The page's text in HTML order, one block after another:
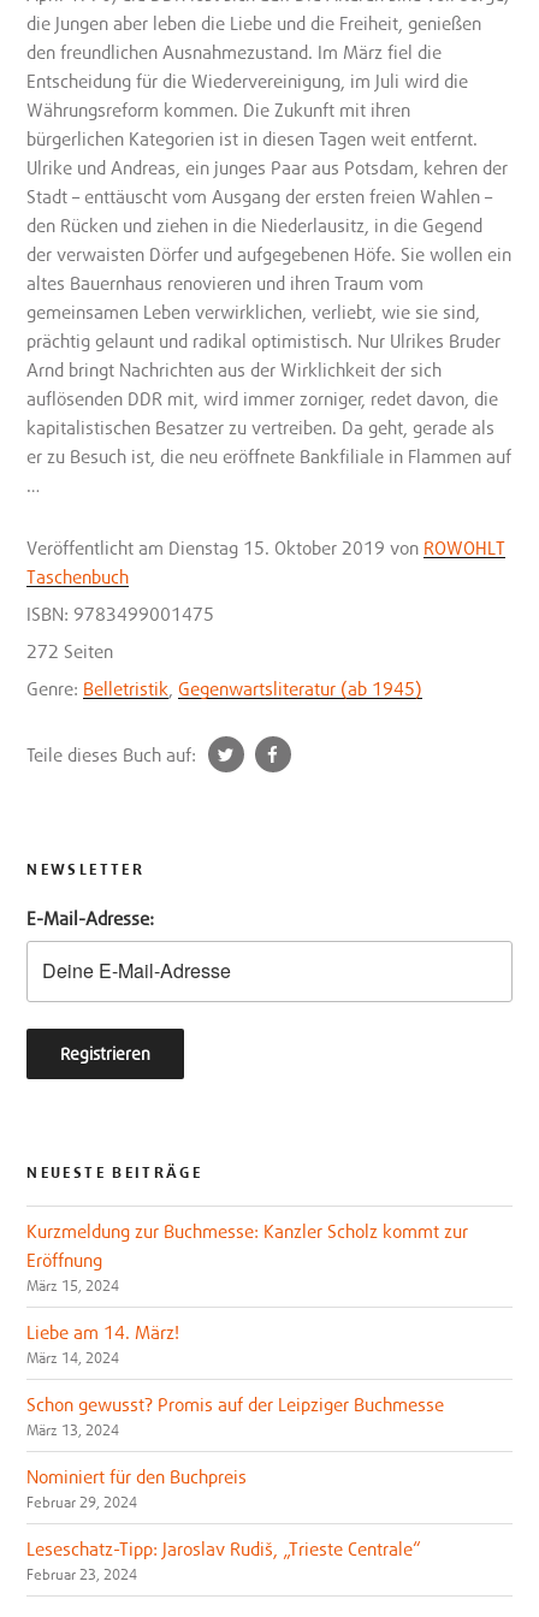
die Jungen aber leben die Liebe und die Freiheit, genießen
den freundlichen Ausnahmezustand. Im März fiel die
Entscheidung für die Wiedervereinigung, im Juli wird die
Währungsreform kommen. Die Zukunft mit ihren
bürgerlichen Kategorien ist in diesen Tagen weit entfernt.
Ulrike und Andreas, ein junges Paar aus Potsdam, kehren der
Stadt – enttäuscht vom Ausgang der ersten freien Wahlen –
den Rücken und ziehen in die Niederlausitz, in die Gegend
der verwaisten Dörfer und aufgegebenen Höfe. Sie wollen ein
altes Bauernhaus renovieren und ihren Traum vom
gemeinsamen Leben verwirklichen, verliebt, wie sie sind,
prächtig gelaunt und radikal optimistisch. Nur Ulrikes Bruder
Arnd bringt Nachrichten aus der Wirklichkeit der sich
auflösenden DDR mit, wird immer zorniger, redet davon, die
kapitalistischen Besatzer zu vertreiben. Da geht, gerade als
er zu Besuch ist, die neu eröffnete Bankfiliale in Flammen auf
Veröffentlicht am Dienstag 15. Oktober 2019 von ROWOHLT
Taschenbuch
ISBN: 9783499001475
272 Seiten
Genre: Belletristik ,Gegenwartsliteratur (ab 1945)
Teile dieses Buch auf:
t
NEWSLETTER
E-Mail-Adresse:
NEUESTE BEITRÄGE
Kurzmeldung zur Buchmesse: Kanzler Scholz kommt zur
Eröffnung
März 15, 2024
Liebe am 14. März!
März 14, 2024
Schon gewusst? Promis auf der Leipziger Buchmesse
März 13, 2024
Nominiert für den Buchpreis
Februar 29, 2024
Leseschatz-Tipp: Jaroslav Rudiš, „Trieste Centrale“
Februar 23, 2024